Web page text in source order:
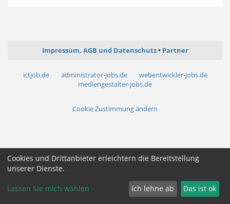
Impressum, AGB und Datenschutz Partner
ictjob.de administrator-jobs.de
webentwickler-jobs.de
mediengestalter-jobs.de
Cookie Zustimmung ändern
Cookies und Drittanbieter erleichtern die Bereitstellung
unserer Dienste.
Lassen Sie mich wählen Ich lehne ab Das ist ok